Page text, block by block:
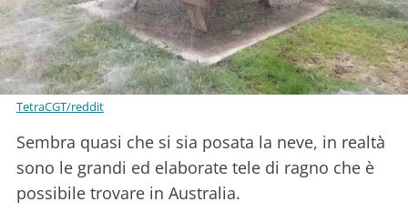
TetraCGT/reddit
Sembra quasi che si sia posata la neve, in realtà
sono le grandi ed elaborate tele di ragno che è
possibile trovare in Australia.